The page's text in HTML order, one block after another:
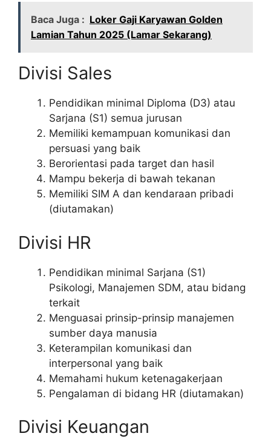
Baca Juga : Loker Gaji Karyawan Golden
Lamian Tahun 2025 (Lamar Sekarang)
Divisi Sales
Pendidikan minimal Diploma (D3) atau
Sarjana (S1) semua jurusan
Memiliki kemampuan komunikasi dan
persuasi yang baik
Berorientasi pada target dan hasil
Mampu bekerja di bawah tekanan
Memiliki SIM A dan kendaraan pribadi
(diutamakan)
Divisi HR
Pendidikan minimal Sarjana (S1)
Psikologi, Manajemen SDM, atau bidang
terkait
Menguasai prinsip-prinsip manajemen
sumber daya manusia
Keterampilan komunikasi dan
interpersonal yang baik
Memahami hukum ketenagakerjaan
Pengalaman di bidang HR (diutamakan)
Divisi Keuangan